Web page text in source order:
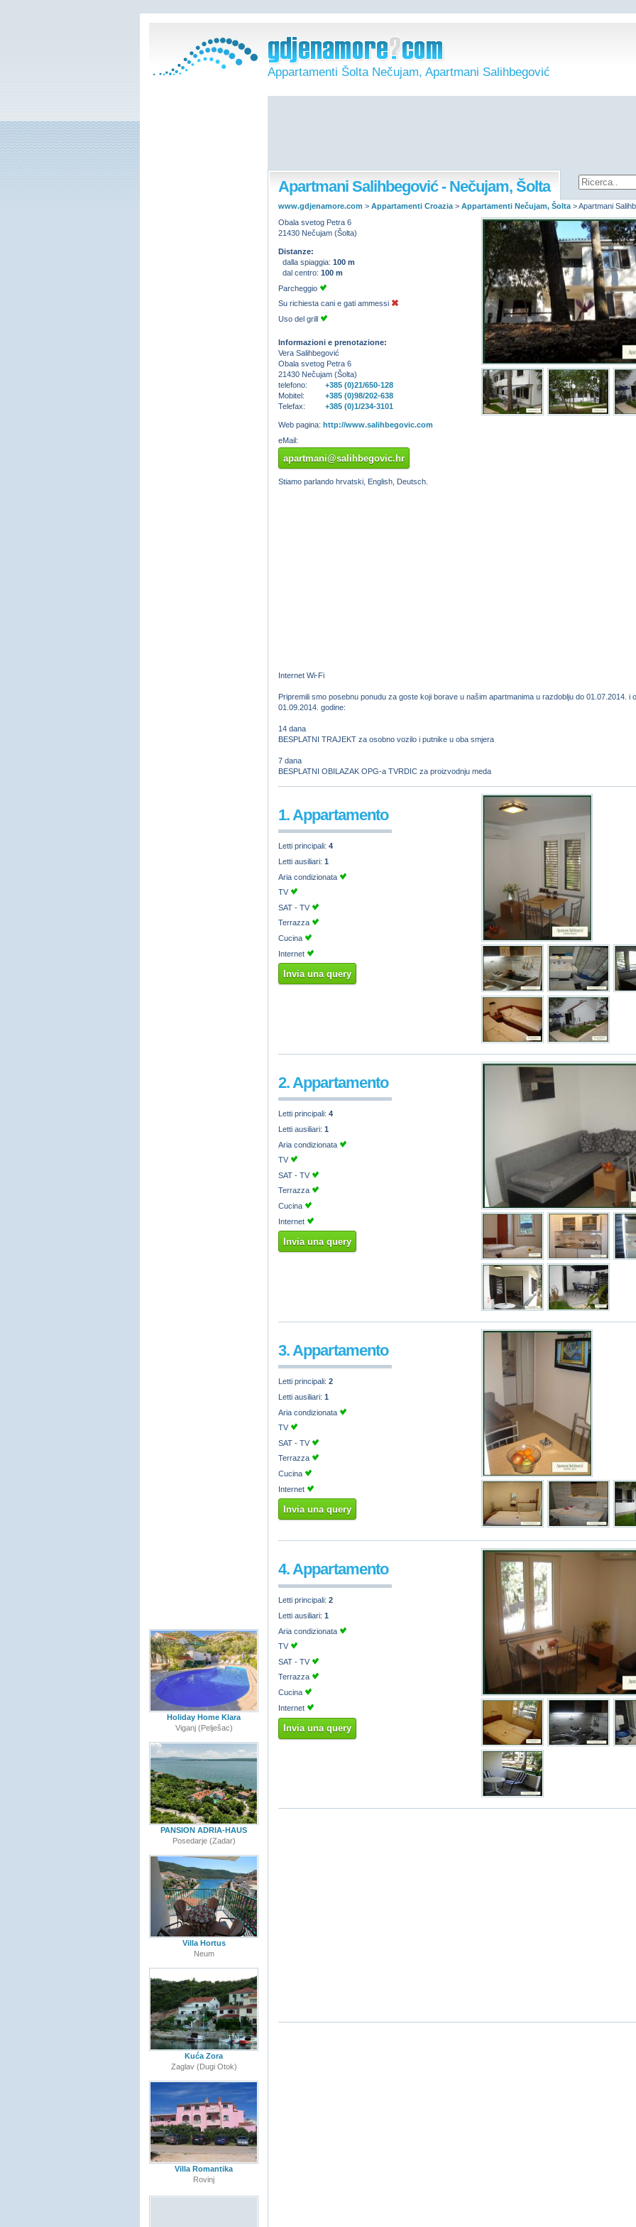
Appartamenti Šolta Nečujam, Apartmani Salihbegović
Apartmani Salihbegović - Nečujam, Šolta
www.gdjenamore.com > Appartamenti Croazia > Appartamenti Nečujam, Šolta >Apartmani
Obala svetog Petra 6
21430 Nečujam (Šolta)
Distanze:
dalla spiaggia: 100 m
dal centro: 100 m
Parcheggio
Su richiesta cani e gati ammessi
Uso del grill
Informazioni e prenotazione:
Vera Salihbegović
Obala svetog Petra 6
21430 Nečujam (Šolta)
telefono:
+385 (0)21/650-128
Mobitel:
+385 (0)98/202-638
Telefax:
+385 (0)1/234-3101
Web pagina: http://www.salihbegovic.com
eMail:
apartmani@salihbegovic.hr
Stiamo parlando hrvatski, English, Deutsch.
Internet Wi-Fi
Pripremili smo posebnu ponudu za goste koji borave u našim apartmanima u razdoblju do 01.07.2014. i
01.09.2014. godine:
14 dana
BESPLATNI TRAJEKT za osobno vozilo i putnike u oba smjera
7 dana
BESPLATNI OBILAZAK OPG-a TVRDIC za proizvodnju meda
1. Appartamento
Letti principali: 4
Letti ausiliari: 1
Aria condizionata
TV
SAT - TV
Terrazza
Cucina
Internet
Invia una query
2. Appartamento
Letti principali: 4
Letti ausiliari: 1
Aria condizionata
TV
SAT - TV
Terrazza
Cucina
Internet
Invia una query
3. Appartamento
Letti principali: 2
Letti ausiliari: 1
Aria condizionata
TV
SAT - TV
Terrazza
Cucina
Internet
Invia una query
4. Appartamento
Letti principali: 2
Letti ausiliari: 1
Aria condizionata
TV
SAT - TV
Terrazza
Cucina
Internet
Invia una query
Holiday Home Klara
Viganj (Pelješac)
PANSION ADRIA-HAUS
Posedarje (Zadar)
Villa Hortus
Neum
Kuća Zora
Zaglav (Dugi Otok)
Villa Romantika
Rovinj